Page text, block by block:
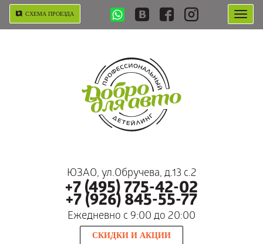
СХЕМА ПРОЕЗДА
ЮЗАО, ул.Обручева, д.13 с.2
+7 (495) 775-42-02
+7 (926) 845-55-77
Ежедневно c 9:00 до 20:00
СКИДКИ И АКЦИИ